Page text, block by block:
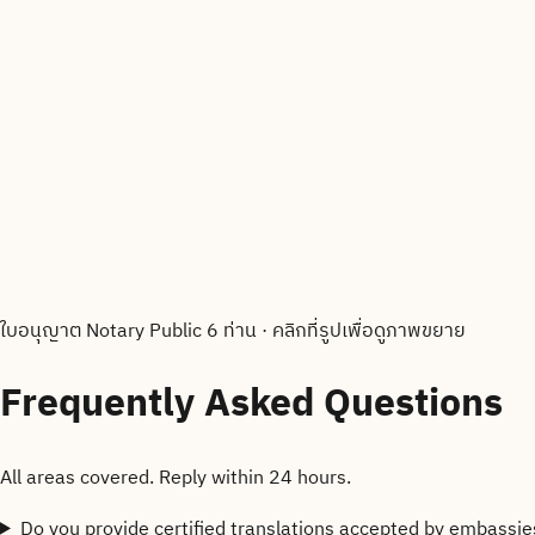
ใบอนุญาต Notary Public 6 ท่าน· คลิกที่รูปเพื่อดูภาพขยาย
Frequently Asked Questions
All areas covered. Reply within 24 hours.